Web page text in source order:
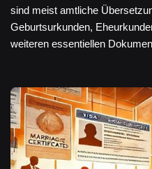
sind meist amtliche
Geburtsurkunden,
weiteren essentiellen